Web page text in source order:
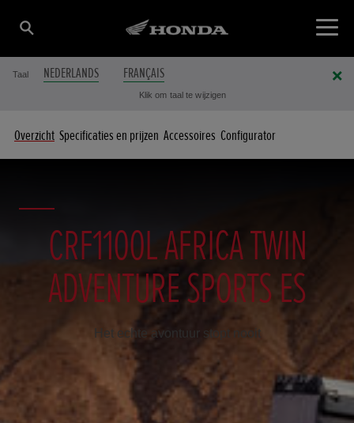
Taal NEDERLANDS FRANÇAIS
Klik om taal te wijzigen
Overzicht Specificaties en prijzen Accessoires Configurator
CRF1100L AFRICA TWIN
ADVENTURE SPORTS ES
Het echte avontuur stopt nooit